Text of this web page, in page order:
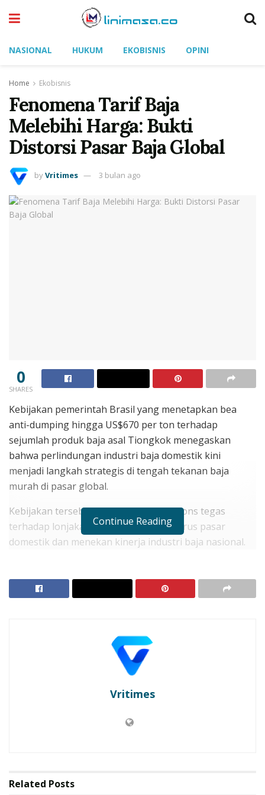
NASIONAL HUKUM EKOBISNIS OPINI
Home Ekobisnis
Fenomena Tarif Baja
Melebihi Harga: Bukti
Distorsi Pasar Baja Global
byVritimes 3 bulan ago
0
SHARES
Kebijakan pemerintah Brasil yang menetapkan bea
anti-dumping hingga US$670 per ton terhadap
sejumlah produk baja asal Tiongkok menegaskan
bahwa perlindungan industri baja domestik kini
menjadi langkah strategis di tengah tekanan baja
murah di pasar global.
Kebijakan tersebut dinilai sebagai respons tegas
terhadap lonjakan impor yang menggerus pasar
domestik dan menekan kinerja industri baja nasional.
Maujual Gandeng AXIS Hadirkan Promo
Api Usai Gempa Pangandaran
Pentingnya Ketahanan Industri Baja Nasional
Tbk/Krakatau Steel Group, Dr. Akbar Djohan,
“Krakatau Steel mendukung penguatan industri baja
Continue Reading
Vritimes
Related Posts